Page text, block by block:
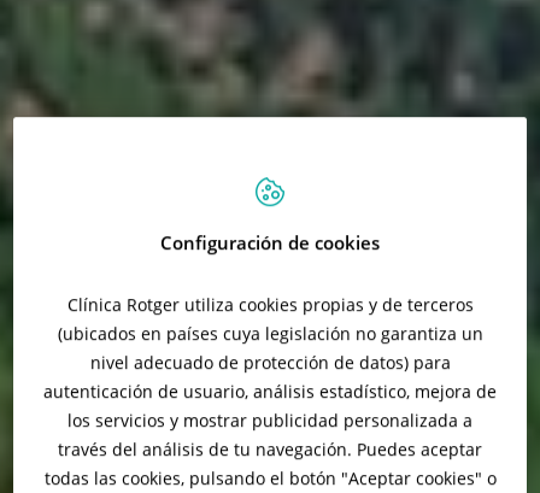
Configuración de cookies
Clínica Rotger utiliza cookies propias y de terceros
(ubicados en países cuya legislación no garantiza un
nivel adecuado de protección de datos) para
autenticación de usuario, análisis estadístico, mejora de
los servicios y mostrar publicidad personalizada a
través del análisis de tu navegación. Puedes aceptar
todas las cookies, pulsando el botón "Aceptar cookies" o